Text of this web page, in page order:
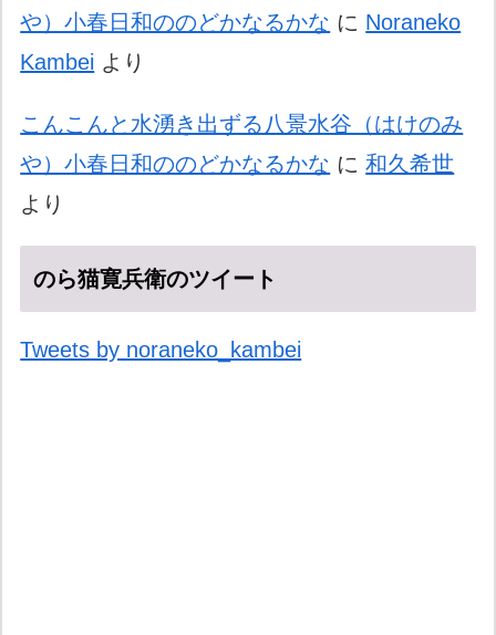
や）小春日和ののどかなるかな に Noraneko
Kambei より
こんこんと水湧き出ずる八景水谷（はけのみ
や）小春日和ののどかなるかな に和久希世
より
のら猫寛兵衛のツイート
Tweets by noraneko_kambei